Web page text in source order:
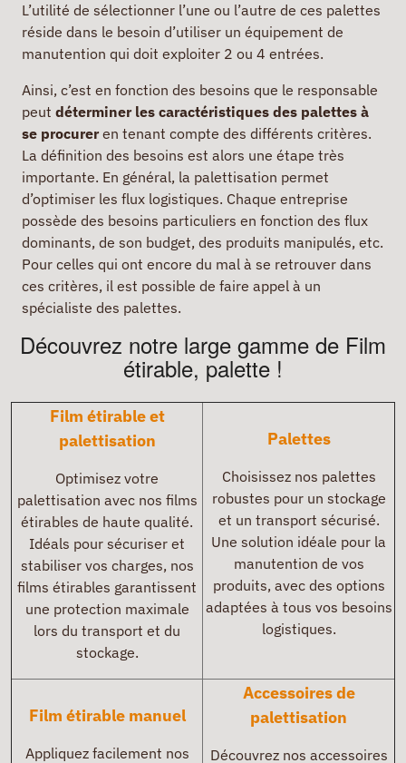
L’utilité de sélectionner l’une ou l’autre de ces palettes
réside dans le besoin d’utiliser un équipement de
manutention qui doit exploiter 2 ou 4 entrées.
Ainsi, c’est en fonction des besoins que le responsable
peut déterminer les caractéristiques des palettes à
se procurer en tenant compte des différents critères.
La définition des besoins est alors une étape très
importante. En général, la palettisation permet
d’optimiser les flux logistiques. Chaque entreprise
possède des besoins particuliers en fonction des flux
dominants, de son budget, des produits manipulés, etc.
Pour celles qui ont encore du mal à se retrouver dans
ces critères, il est possible de faire appel à un
spécialiste des palettes.
Découvrez notre large gamme de Film
étirable, palette !
Film étirable et
palettisation
Optimisez votre
palettisation avec nos films
étirables de haute qualité.
Idéals pour sécuriser et
stabiliser vos charges, nos
films étirables garantissent
une protection maximale
lors du transport et du
stockage.
Palettes
Choisissez nos palettes
robustes pour un stockage
et un transport sécurisé.
Une solution idéale pour la
manutention de vos
produits, avec des options
adaptées à tous vos besoins
logistiques.
Film étirable manuel
Appliquez facilement nos
Accessoires de
palettisation
Découvrez nos accessoires